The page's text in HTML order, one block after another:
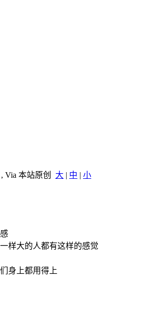
, Via 本站原创 大 | 中 | 小
样大的人都有这样的感觉
身上都用得上